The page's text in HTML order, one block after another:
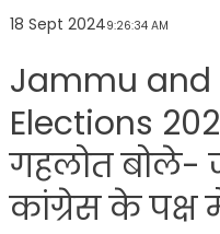
18 Sept 20249:26:34 AM
Jammu and
Elections
गहलोत बोले-
कांग्रेस के पक्ष